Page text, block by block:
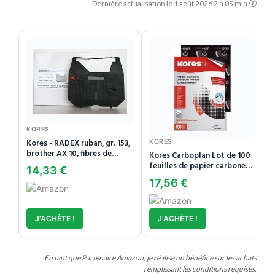
Dernière actualisation le 1 août 2026 2 h 05 min
KORES
Kores - RADEX ruban, gr. 153,
brother AX 10, fibres de
carbone, noir (G153CFS)
14,33 €
J'ACHÈTE !
KORES
Kores Carboplan Lot de 100
feuilles de papier carbone
A4 Noir
17,56 €
J'ACHÈTE !
En tant que Partenaire Amazon, je réalise un bénéfice sur les achats
remplissant les conditions requises.